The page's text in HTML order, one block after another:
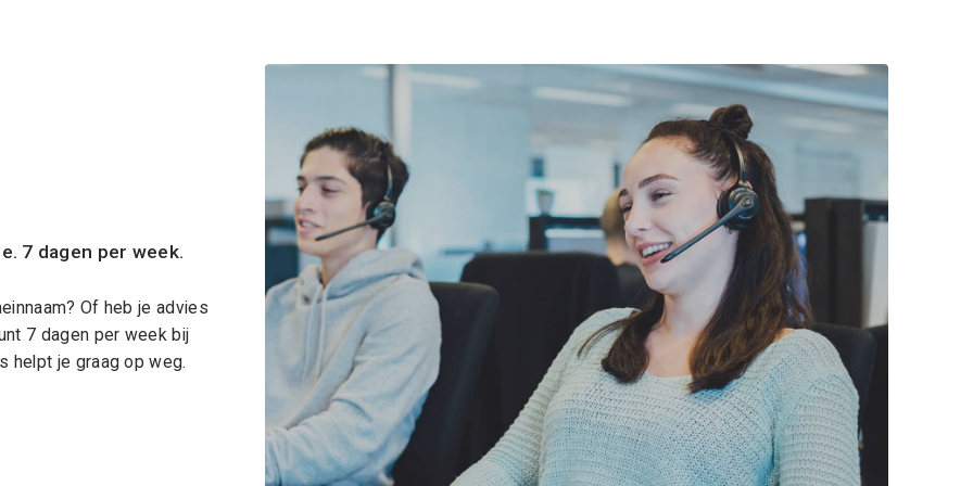
7 dagen per week.
Of heb je advies
7 dagen per week bij
helpt je graag op weg.